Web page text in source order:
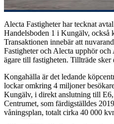
Alecta Fastigheter har tecknat
Handelsboden 1 i Kungälv, också
Transaktionen innebär att
Fastigheter och Alecta upphör
ägare till fastigheten. Tillträde sker
Kongahälla är det ledande
lockar omkring 4 miljoner
Kungälv, i direkt anslutning till
Centrumet, som färdigställdes
våningsplan, totalt cirka 40 000